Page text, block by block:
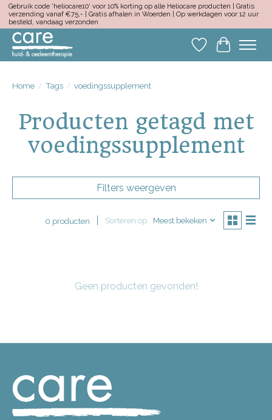
Gebruik code 'heliocare10' voor 10% korting op alle Heliocare producten | Gratis
verzending vanaf €75,- | Gratis afhalen in Woerden | Op werkdagen voor 12 uur
besteld, vandaag verzonden
Verlanglijst
Home / Tags / voedingssupplement
Producten getagd met
voedingssupplement
Filters weergeven
0 producten Sorteren op Meest bekeken
Geen producten gevonden!